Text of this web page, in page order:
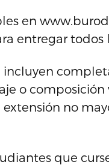
en
entregar todos
incluyen
o composición
extensión no
que